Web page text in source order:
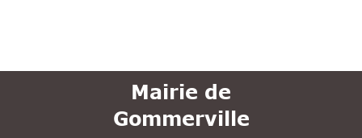
Mairie de
Gommerville